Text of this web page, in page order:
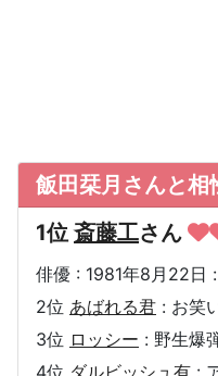
飯田栞月さんと相
1位斎藤工さん
俳優 : 1981年8月22日
2位 あばれる君 : お笑
3位 ロッシー : 野生爆